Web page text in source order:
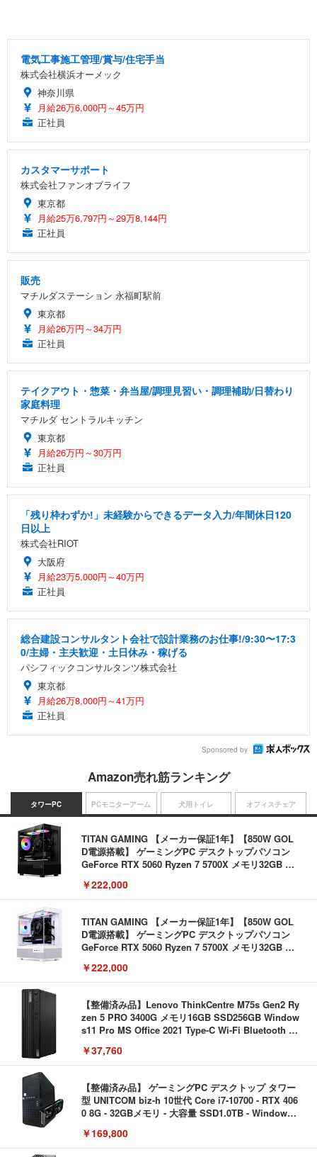
電気工事施工管理/賞与/住宅手当
株式会社横浜オーメック
神奈川県
月給26万6,000円～45万円
正社員
カスタマーサポート
株式会社ファンオブライフ
東京都
月給25万6,797円～29万8,144円
正社員
販売
マチルダステーション 永福町駅前
東京都
月給26万円～34万円
正社員
テイクアウト・惣菜・弁当屋/調理見習い・調理補助/日替わり
家庭料理
マチルダ セントラルキッチン
東京都
月給26万円～30万円
正社員
「残り枠わずか!」未経験からできるデータ入力/年間休日120
日以上
株式会社RIOT
大阪府
月給23万5,000円～40万円
正社員
総合建設コンサルタント会社で設計業務のお仕事!/9:30〜17:3
0/主婦・主夫歓迎・土日休み・稼げる
パシフィックコンサルタンツ株式会社
東京都
月給26万8,000円～41万円
正社員
Sponsored by
Amazon売れ筋ランキング
タワーPC
TITAN GAMING 【メーカー保証1年】【850W GOL
D電源搭載】 ゲーミングPC デスクトップパソコン
GeForce RTX 5060 Ryzen 7 5700X メモリ32GB NV
￥222,000
TITAN GAMING 【メーカー保証1年】【850W GOL
D電源搭載】 ゲーミングPC デスクトップパソコン
GeForce RTX 5060 Ryzen 7 5700X メモリ32GB NV
￥222,000
【整備済み品】Lenovo ThinkCentre M75s Gen2 Ry
zen 5 PRO 3400G メモリ16GB SSD256GB Window
s11 Pro MS Office 2021 Type-C Wi-Fi Bluetooth D
￥37,760
【整備済み品】 ゲーミングPC デスクトップ タワー
型 UNITCOM biz-h 10世代 Core i7-10700 - RTX 406
0 8G - 32GBメモリ - 大容量 SSD1.0TB - Windows
￥169,800
PCモニターアーム 犬用トイレ オフィスチェア